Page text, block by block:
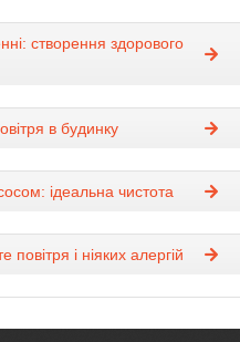
створення здорового
в будинку
ідеальна чистота
і ніяких алергій